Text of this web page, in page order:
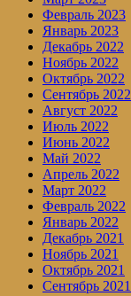
Февраль 2023
Январь 2023
Декабрь 2022
Ноябрь 2022
Октябрь 2022
Сентябрь 2022
Август 2022
Июль 2022
Июнь 2022
Май 2022
Апрель 2022
Март 2022
Февраль 2022
Январь 2022
Декабрь 2021
Ноябрь 2021
Октябрь 2021
Сентябрь 2021